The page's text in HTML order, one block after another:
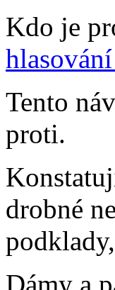
Kdo je
Tento
proti.
drobné
Dámy a